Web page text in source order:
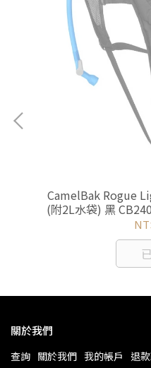
CamelBak Rogue
(附2L水袋) 黑
關於我們
查詢 關於我們 我的帳戶 退